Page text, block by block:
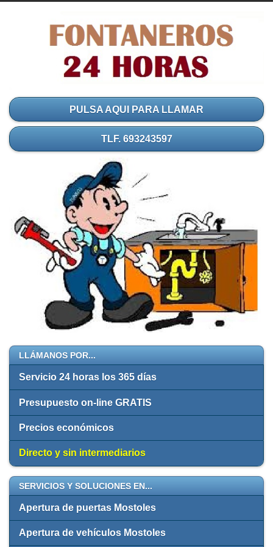
PULSA AQUI PARA LLAMAR
TLF. 693243597
LLÁMANOS POR...
Servicio 24 horas los 365 días
Presupuesto on-line GRATIS
Precios económicos
Directo y sin intermediarios
SERVICIOS Y SOLUCIONES EN...
Apertura de puertas Mostoles
Apertura de vehículos Mostoles